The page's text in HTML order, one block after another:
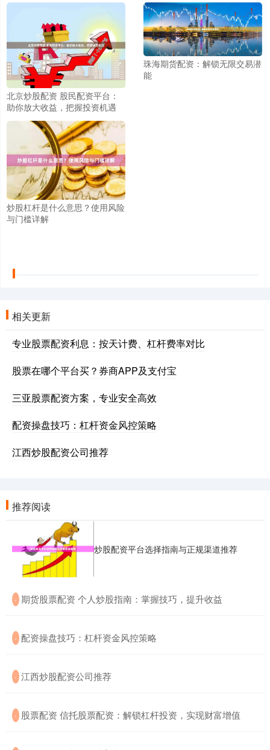
北京炒股配资 股民配资平台：
助你放大收益，把握投资机遇
珠海期货配资：解锁无限交易潜
能
炒股杠杆是什么意思？使用风险
与门槛详解
相关更新
专业股票配资利息：按天计费、杠杆费率对比
股票在哪个平台买？券商APP及支付宝
三亚股票配资方案，专业安全高效
配资操盘技巧：杠杆资金风控策略
江西炒股配资公司推荐
推荐阅读
炒股配资平台选择指南与正规渠道推荐
· ​期货股票配资 个人炒股指南：掌握技巧，提升收益
· ​配资操盘技巧：杠杆资金风控策略
· ​江西炒股配资公司推荐
· ​股票配资 信托股票配资：解锁杠杆投资，实现财富增值